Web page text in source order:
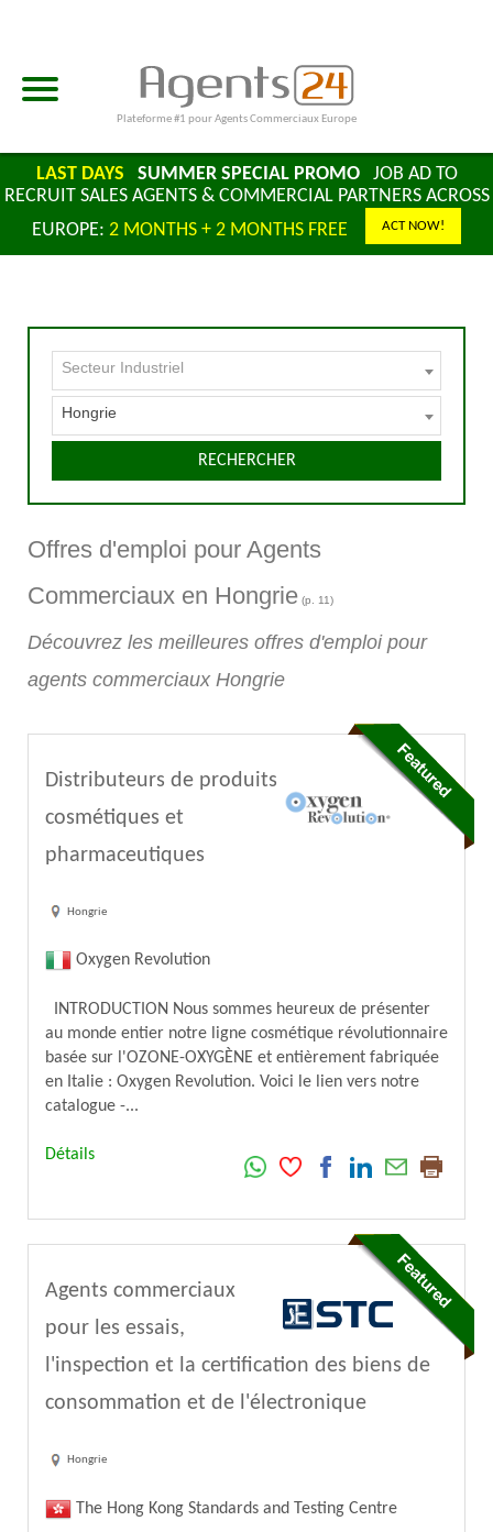
Plateforme #1 pour Agents Commerciaux Europe
LAST DAYS SUMMER SPECIAL PROMOJOB AD TO
RECRUIT SALES AGENTS & COMMERCIAL PARTNERS ACROSS
EUROPE: 2 MONTHS + 2 MONTHS FREE ACT NOW!
Secteur Industriel
Hongrie
RECHERCHER
Offres d'emploi pour Agents
Commerciaux en Hongrie (p. 11)
Découvrez les meilleures offres d'emploi pour
agents commerciaux Hongrie
Distributeurs de produits
cosmétiques et
pharmaceutiques
Hongrie
Oxygen Revolution
INTRODUCTION Nous sommes heureux de présenter
au monde entier notre ligne cosmétique révolutionnaire
basée sur l'OZONE-OXYGÈNE et entièrement fabriquée
en Italie : Oxygen Revolution. Voici le lien vers notre
catalogue -...
Détails
Agents commerciaux
pour les essais,
l'inspection et la certification des biens de
consommation et de l'électronique
Hongrie
The Hong Kong Standards and Testing Centre